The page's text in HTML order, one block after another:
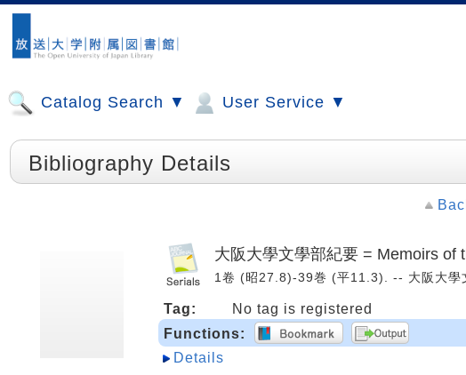
Catalog Search ▼ User Service ▼
Bibliography Details
大阪大學文學部紀要 = Memoirs of
1卷 (昭27.8)-39巻 (平11.3). -- 大阪大
Tag:
No tag is registered
Functions:
Details